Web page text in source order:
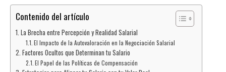
Contenido del artículo
La Brecha entre Percepción y Realidad Salarial
El Impacto de la Autovaloración en la Negociación Salarial
Factores Ocultos que Determinan tu Salario
El Papel de las Políticas de Compensación